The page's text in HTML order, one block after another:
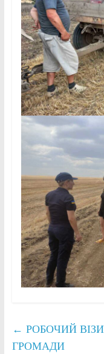
← РОБОЧИЙ
ГРОМАДИ